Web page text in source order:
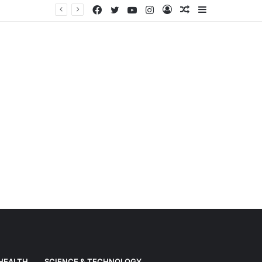
Random
Log
Instagram
YouTube
Twitter
Facebook